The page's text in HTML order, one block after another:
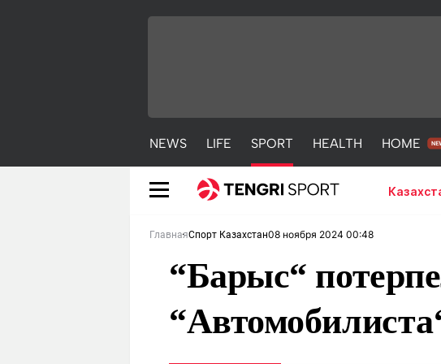
NEWS LIFE SPORT HEALTH HOME
NEWS
ГлавнаяСпорт Казахстан08 ноября 2024 00:48
“Барыс“